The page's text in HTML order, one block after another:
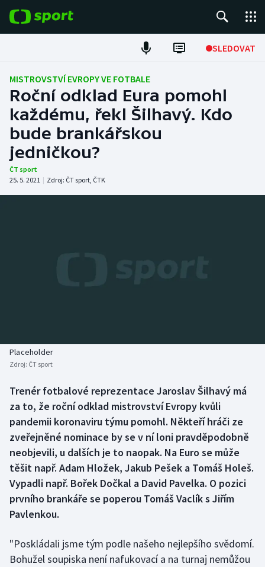
SLEDOVAT
Fotbal
Hokej
Tenis
Atletika
Boby a skeleton
Box
Curling
Dostihy
Florbal
Futsal
Gymnastika
AZ kvíz
MISTROVSTVÍ EVROPY VE FOTBALE
Roční odklad Eura pomohl
každému, řekl Šilhavý. Kdo
bude brankářskou
jedničkou?
ČT sport
25. 5. 2021 | Zdroj: ČT sport, ČTK
Placeholder
Zdroj: ČT sport
Trenér fotbalové reprezentace Jaroslav Šilhavý má
za to, že roční odklad mistrovství Evropy kvůli
pandemii koronaviru týmu pomohl. Někteří hráči ze
zveřejněné nominace by se v ní loni pravděpodobně
neobjevili, u dalších je to naopak. Na Euro se může
těšit např. Adam Hložek, Jakub Pešek a Tomáš Holeš.
Vypadli např. Bořek Dočkal a David Pavelka. O pozici
prvního brankáře se poperou Tomáš Vaclík s Jiřím
Pavlenkou.
"Poskládali jsme tým podle našeho nejlepšího svědomí.
Bohužel soupiska není nafukovací a na turnaj nemůžou